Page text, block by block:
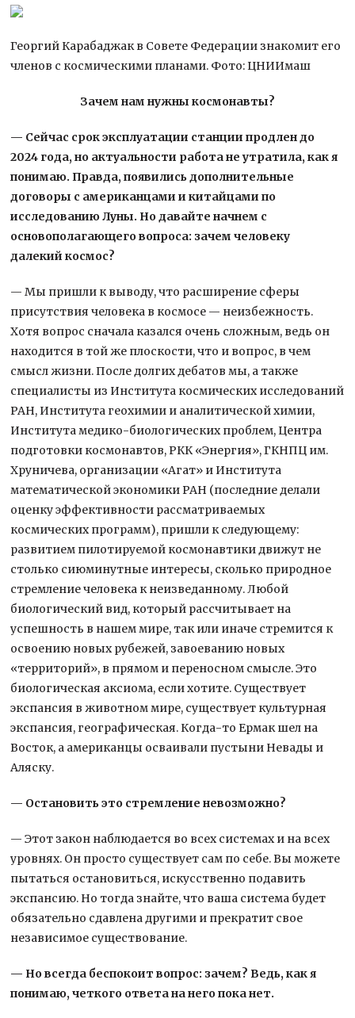
Георгий Карабаджак в Совете Федерации знакомит его
членов с космическими планами. Фото: ЦНИИмаш
Зачем нам нужны космонавты?
— Сейчас срок эксплуатации станции продлен до
2024 года, но актуальности работа не утратила, как я
понимаю. Правда, появились дополнительные
договоры с американцами и китайцами по
исследованию Луны. Но давайте начнем с
основополагающего вопроса: зачем человеку
далекий космос?
— Мы пришли к выводу, что расширение сферы
присутствия человека в космосе — неизбежность.
Хотя вопрос сначала казался очень сложным, ведь он
находится в той же плоскости, что и вопрос, в чем
смысл жизни. После долгих дебатов мы, а также
специалисты из Института космических исследований
РАН, Института геохимии и аналитической химии,
Института медико-биологических проблем, Центра
подготовки космонавтов, РКК «Энергия», ГКНПЦ им.
Хруничева, организации «Агат» и Института
математической экономики РАН (последние делали
оценку эффективности рассматриваемых
космических программ), пришли к следующему:
развитием пилотируемой космонавтики движут не
столько сиюминутные интересы, сколько природное
стремление человека к неизведанному. Любой
биологический вид, который рассчитывает на
успешность в нашем мире, так или иначе стремится к
освоению новых рубежей, завоеванию новых
«территорий», в прямом и переносном смысле. Это
биологическая аксиома, если хотите. Существует
экспансия в животном мире, существует культурная
экспансия, географическая. Когда-то Ермак шел на
Восток, а американцы осваивали пустыни Невады и
Аляску.
— Остановить это стремление невозможно?
— Этот закон наблюдается во всех системах и на всех
уровнях. Он просто существует сам по себе. Вы можете
пытаться остановиться, искусственно подавить
экспансию. Но тогда знайте, что ваша система будет
обязательно сдавлена другими и прекратит свое
независимое существование.
— Но всегда беспокоит вопрос: зачем? Ведь, как я
понимаю, четкого ответа на него пока нет.